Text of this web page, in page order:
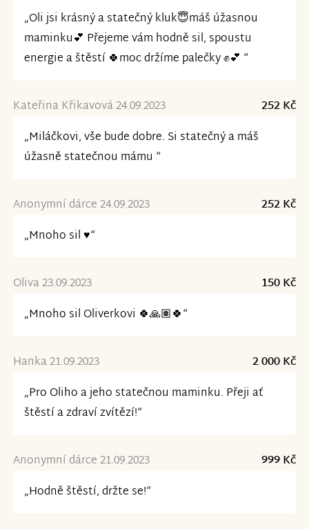
„Oli jsi krásný a statečný kluk😇máš úžasnou
maminku💕 Přejeme vám hodně sil, spoustu
energie a štěstí 🍀moc držíme palečky ✊💕 “
Kateřina Křikavová 24.09.2023
252 Kč
„Miláčkovi, vše bude dobre. Si statečný a máš
úžasně statečnou mámu “
Anonymní dárce 24.09.2023
252 Kč
„Mnoho sil ♥️“
Oliva 23.09.2023
150 Kč
„Mnoho sil Oliverkovi 🍀🙏🏽🍀“
Hanka 21.09.2023
2 000 Kč
„Pro Oliho a jeho statečnou maminku. Přeji ať
štěstí a zdraví zvítězí!“
Anonymní dárce 21.09.2023
999 Kč
„Hodně štěstí, držte se!“